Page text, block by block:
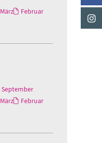
März
Februar
September
März
Februar